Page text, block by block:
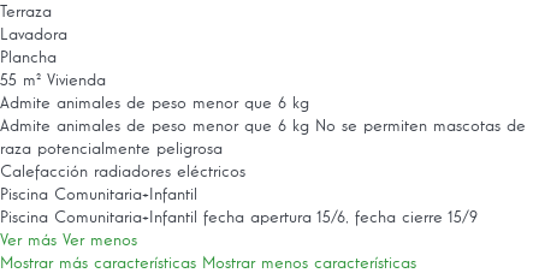
Terraza
Lavadora
Plancha
55 m² Vivienda
Admite animales de peso menor que 6 kg
Admite animales de peso menor que 6 kg No se permiten mascotas de
raza potencialmente peligrosa
Calefacción radiadores eléctricos
Piscina Comunitaria+Infantil
Piscina Comunitaria+Infantil fecha apertura 15/6, fecha cierre 15/9
Ver más Ver menos
Mostrar más características Mostrar menos características